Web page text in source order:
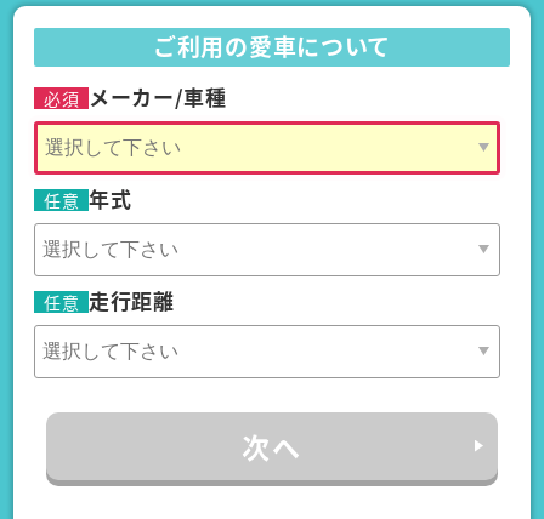
ご利用の愛車について
必須 メーカー/車種
任意 年式
任意 走行距離
次へ